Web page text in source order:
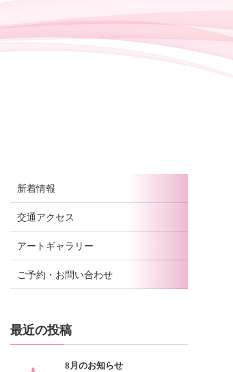
新着情報
交通アクセス
アートギャラリー
ご予約・お問い合わせ
最近の投稿
8月のお知らせ